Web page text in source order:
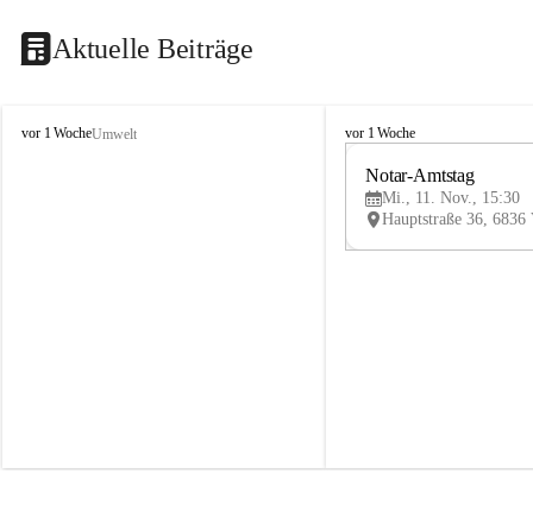
Aktuelle Beiträge
V
vor 1 WocheUmwelt
V
vor 1 Woche
Notar-Amtstag
Mi., 11. Nov., 15:30